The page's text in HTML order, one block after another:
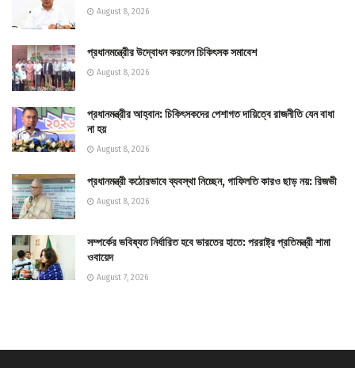
August 8, 2026
প্রধানমন্ত্রীের উদ্বোধন করলেন চিকিৎসক সমাবেশ
August 8, 2026
প্রধানমন্ত্রীর আহ্বান: চিকিৎসকদের পেশাগত দায়িত্বে রাজনীতি যেন বাধা
না হয়
August 8, 2026
প্রধানমন্ত্রী কঠোরভাবে ব্যবস্থা নিচ্ছেন, গাফিলতি কারও ছাড় নয়: রিজভী
August 8, 2026
সম্পর্কের ভবিষ্যত নির্ধারিত হবে ভারতের হাতে: পররাষ্ট্র প্রতিমন্ত্রী শামা
ওবায়েদ
August 7, 2026